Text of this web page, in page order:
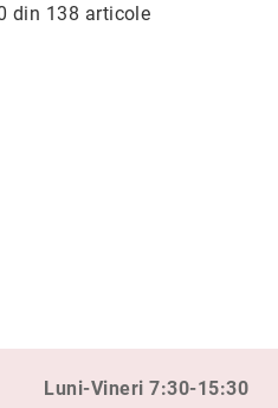
din 138 articole
Luni-Vineri 7:30-15:30